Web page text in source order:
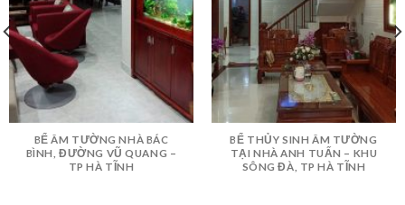
BỂ ÂM TƯỜNG NHÀ BÁC
BÌNH, ĐƯỜNG VŨ QUANG –
TP HÀ TĨNH
BỂ THỦY SINH ÂM TƯỜNG
TẠI NHÀ ANH TUẤN – KHU
SÔNG ĐÀ, TP HÀ TĨNH